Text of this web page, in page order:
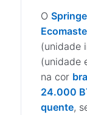
O
(unidade
(unidade
na cor
24.000
quente,